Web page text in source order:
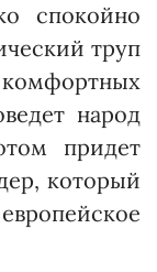
спокойно
труп
народ
придет
который